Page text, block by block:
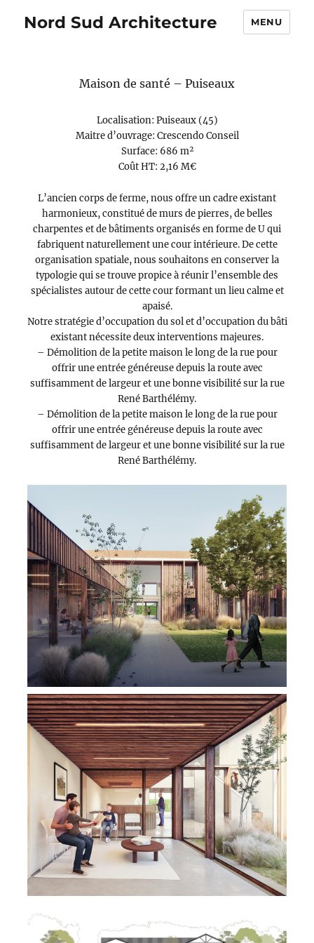
Nord Sud Architecture MENU
Maison de santé – Puiseaux
Localisation: Puiseaux (45)
Maitre d’ouvrage: Crescendo Conseil
Surface: 686 m²
Coût HT: 2,16 M€
L’ancien corps de ferme, nous offre un cadre existant
harmonieux, constitué de murs de pierres, de belles
charpentes et de bâtiments organisés en forme de U qui
fabriquent naturellement une cour intérieure. De cette
organisation spatiale, nous souhaitons en conserver la
typologie qui se trouve propice à réunir l’ensemble des
spécialistes autour de cette cour formant un lieu calme et
apaisé.
Notre stratégie d’occupation du sol et d’occupation du bâti
existant nécessite deux interventions majeures.
– Démolition de la petite maison le long de la rue pour
offrir une entrée généreuse depuis la route avec
suffisamment de largeur et une bonne visibilité sur la rue
René Barthélémy.
– Démolition de la petite maison le long de la rue pour
offrir une entrée généreuse depuis la route avec
suffisamment de largeur et une bonne visibilité sur la rue
René Barthélémy.